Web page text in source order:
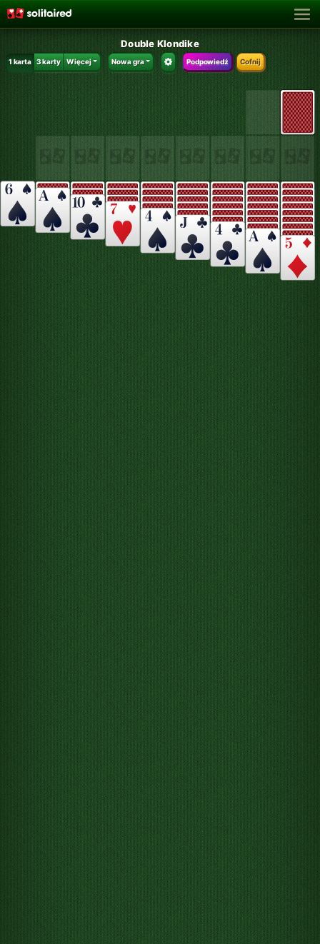
Double Klondike
1 karta 3 karty Więcej Nowa gra Podpowiedź Cofnij